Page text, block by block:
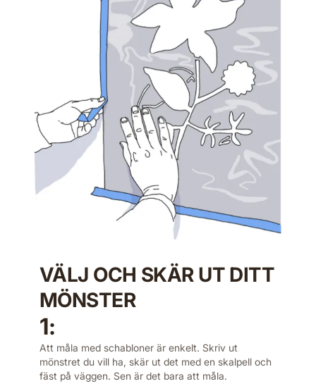
VÄLJ OCH SKÄR UT DITT
MÖNSTER
1:
Att måla med schabloner är enkelt. Skriv ut
mönstret du vill ha, skär ut det med en skalpell och
fäst på väggen. Sen är det bara att måla.